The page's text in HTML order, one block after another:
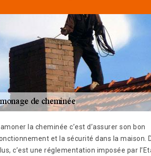
la cheminée c’est d’assurer son bon
et la sécurité dans la maison.
c’est une réglementation imposée par